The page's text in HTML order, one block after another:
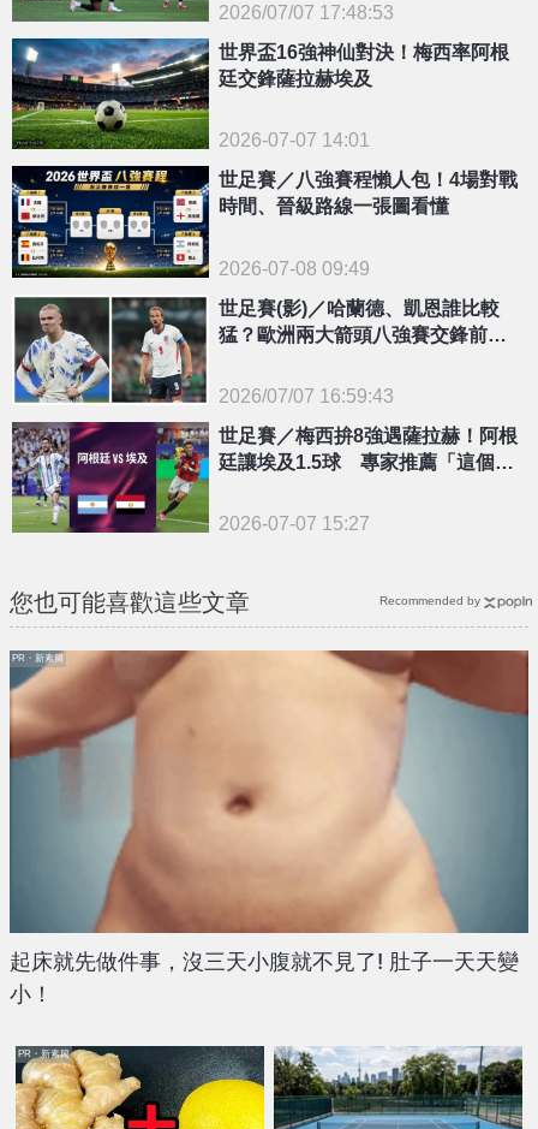
{PLAYICON}
2026/07/07 17:48:53
世界盃16強神仙對決！梅西率阿根
廷交鋒薩拉赫埃及
2026-07-07 14:01
世足賽／八強賽程懶人包！4場對戰
時間、晉級路線一張圖看懂
2026-07-08 09:49
{PLAYICON}
世足賽(影)／哈蘭德、凱恩誰比較
猛？歐洲兩大箭頭八強賽交鋒前超
2026/07/07 16:59:43
世足賽／梅西拚8強遇薩拉赫！阿根
廷讓埃及1.5球 專家推薦「這個玩
2026-07-07 15:27
您也可能喜歡這些文章
起床就先做件事，沒三天小腹就不見了! 肚子一天天變
小！
PR・新素簡
PR・新素簡
Recommended by